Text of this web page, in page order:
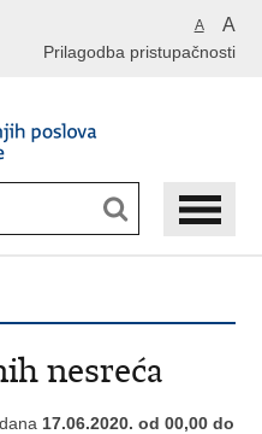
A A
Prilagodba pristupačnosti
nesreća
17.06.2020. od 00,00 do